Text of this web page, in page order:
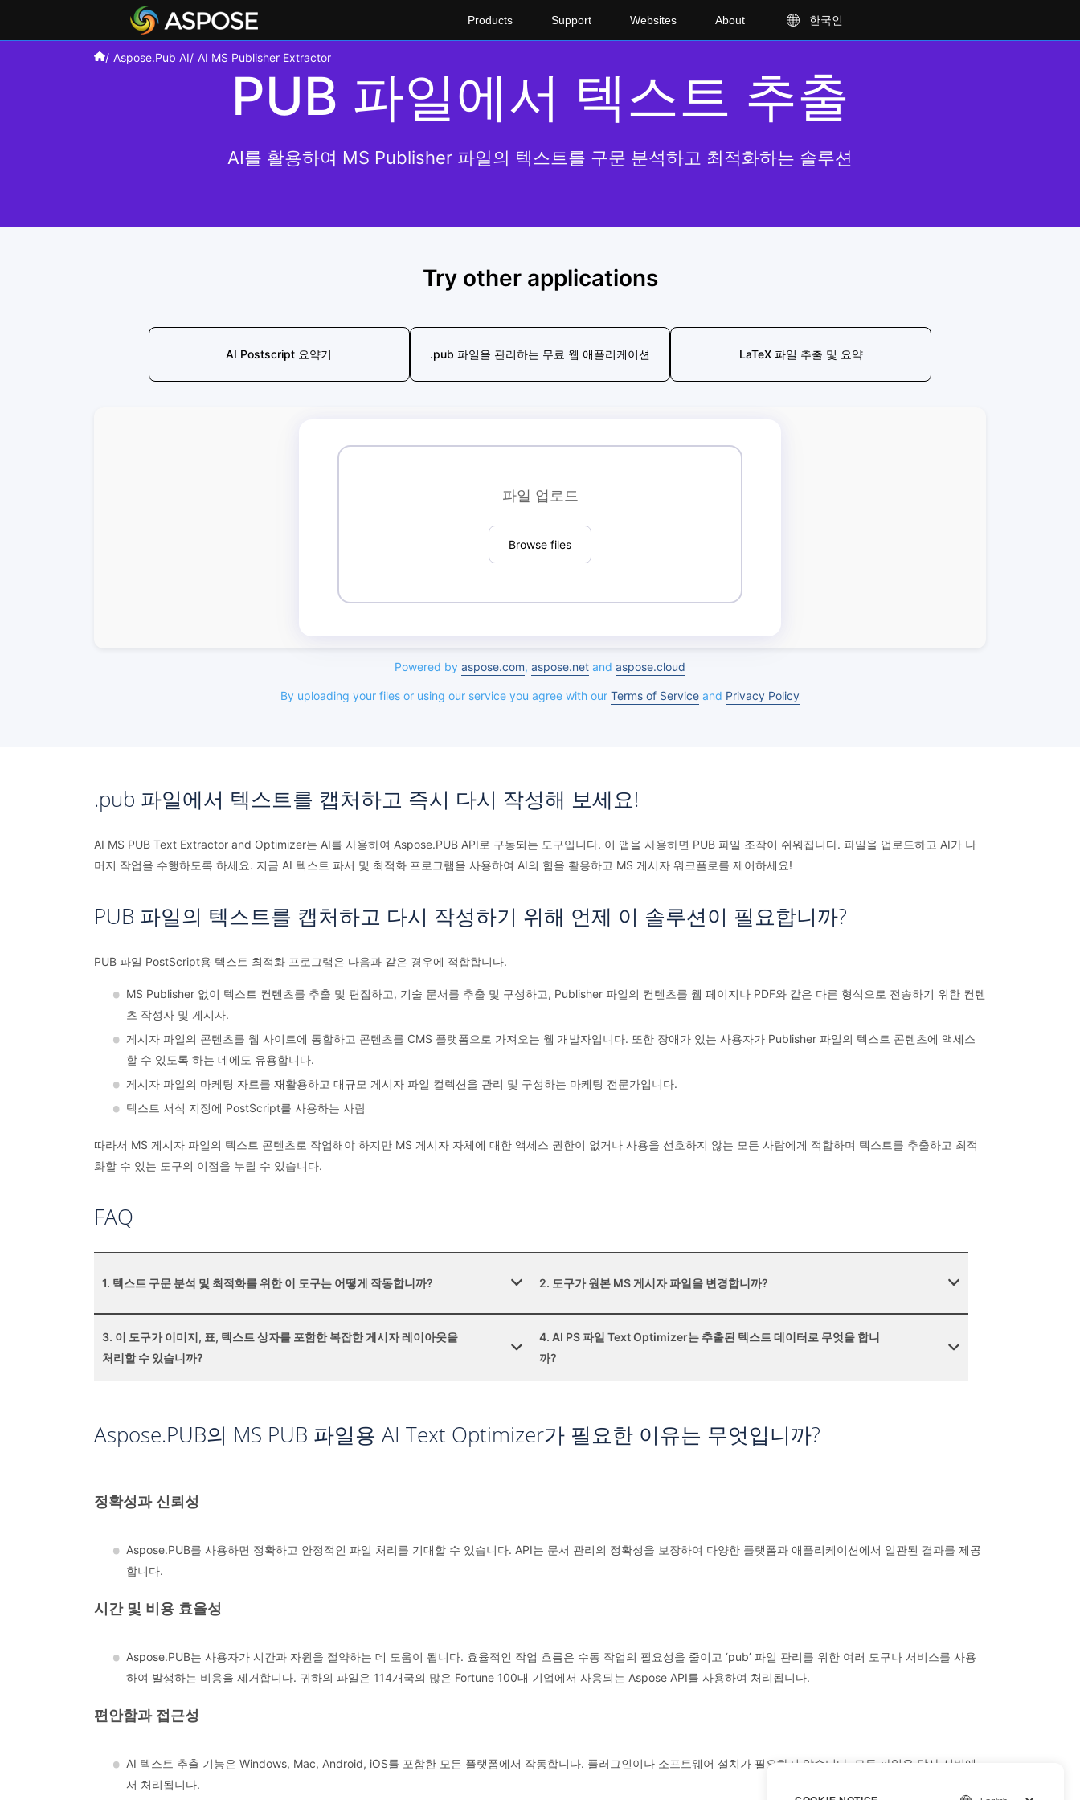
Products Support Websites About 한국인
Aspose.Pub AI AI MS Publisher Extractor
PUB 파일에서 텍스트 추출
AI를 활용하여 MS Publisher 파일의 텍스트를 구문 분석하고 최적화하는 솔루션
Try other applications
AI Postscript 요약기 .pub 파일을 관리하는 무료 웹 애플리케이션 LaTeX 파일 추출 및 요약
파일 업로드
Browse files
Powered by aspose.com, aspose.net and aspose.cloud
By uploading your files or using our service you agree with our Terms of Service and Privacy Policy
.pub 파일에서 텍스트를 캡처하고 즉시 다시 작성해 보세요!
AI MS PUB Text Extractor and Optimizer는 AI를 사용하여 Aspose.PUB API로 구동되는 도구입니다. 이 앱을 사용하면 PUB 파일 조작이 쉬워집니다. 파일을 업로드하고 AI가 나
머지 작업을 수행하도록 하세요. 지금 AI 텍스트 파서 및 최적화 프로그램을 사용하여 AI의 힘을 활용하고 MS 게시자 워크플로를 제어하세요!
PUB 파일의 텍스트를 캡처하고 다시 작성하기 위해 언제 이 솔루션이 필요합니까?
PUB 파일 PostScript용 텍스트 최적화 프로그램은 다음과 같은 경우에 적합합니다.
MS Publisher 없이 텍스트 컨텐츠를 추출 및 편집하고, 기술 문서를 추출 및 구성하고, Publisher 파일의 컨텐츠를 웹 페이지나 PDF와 같은 다른 형식으로 전송하기 위한 컨텐
츠 작성자 및 게시자.
게시자 파일의 콘텐츠를 웹 사이트에 통합하고 콘텐츠를 CMS 플랫폼으로 가져오는 웹 개발자입니다. 또한 장애가 있는 사용자가 Publisher 파일의 텍스트 콘텐츠에 액세스
할 수 있도록 하는 데에도 유용합니다.
게시자 파일의 마케팅 자료를 재활용하고 대규모 게시자 파일 컬렉션을 관리 및 구성하는 마케팅 전문가입니다.
텍스트 서식 지정에 PostScript를 사용하는 사람
따라서 MS 게시자 파일의 텍스트 콘텐츠로 작업해야 하지만 MS 게시자 자체에 대한 액세스 권한이 없거나 사용을 선호하지 않는 모든 사람에게 적합하며 텍스트를 추출하고 최적
화할 수 있는 도구의 이점을 누릴 수 있습니다.
FAQ
1. 텍스트 구문 분석 및 최적화를 위한 이 도구는 어떻게 작동합니까? 2. 도구가 원본 MS 게시자 파일을 변경합니까?
3. 이 도구가 이미지, 표, 텍스트 상자를 포함한 복잡한 게시자 레이아웃을
처리할 수 있습니까?
4. AI PS 파일 Text Optimizer는 추출된 텍스트 데이터로 무엇을 합니
까?
Aspose.PUB의 MS PUB 파일용 AI Text Optimizer가 필요한 이유는 무엇입니까?
정확성과 신뢰성
Aspose.PUB를 사용하면 정확하고 안정적인 파일 처리를 기대할 수 있습니다. API는 문서 관리의 정확성을 보장하여 다양한 플랫폼과 애플리케이션에서 일관된 결과를 제공
합니다.
시간 및 비용 효율성
Aspose.PUB는 사용자가 시간과 자원을 절약하는 데 도움이 됩니다. 효율적인 작업 흐름은 수동 작업의 필요성을 줄이고 ‘pub’ 파일 관리를 위한 여러 도구나 서비스를 사용
하여 발생하는 비용을 제거합니다. 귀하의 파일은 114개국의 많은 Fortune 100대 기업에서 사용되는 Aspose API를 사용하여 처리됩니다.
편안함과 접근성
AI 텍스트 추출 기능은 Windows, Mac, Android, iOS를 포함한 모든 플랫폼에서 작동합니다. 플러그인이나 소프트웨어 설치가 필요하지 않습니다. 모든 파일은 당사 서버에
서 처리됩니다.